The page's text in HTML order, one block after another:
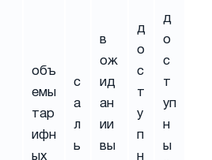
объ
емы
тар
ифн
ых
с
а
л
ь
в
ож
ид
ан
ии
вы
д
о
с
т
у
п
н
д
о
с
т
уп
н
ы